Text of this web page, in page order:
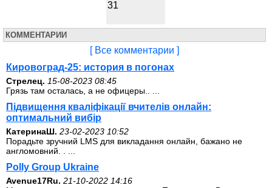
31
КОММЕНТАРИИ
[ Все комментарии ]
Кировоград-25: история в погонах
Стрелец. 15-08-2023 08:45
Грязь там осталась, а не офицеры.. ...
Підвищення кваліфікації вчителів онлайн:
оптимальний вибір
КатеринаШ. 23-02-2023 10:52
Порадьте зручний LMS для викладання онлайн, бажано не
англомовний. . ...
Polly Group Ukraine
Avenue17Ru. 21-10-2022 14:16